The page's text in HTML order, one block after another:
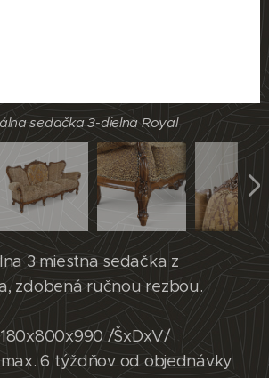
sedačka 3-dielna Royal
sedačka 3-dielna Royal
sedačka 3-dielna Royal
sedačka 3-dielna Royal
3 miestna sedačka z
zdobená ručnou rezbou.
/ŠxDxV/
max. 6 týždňov od objednávky